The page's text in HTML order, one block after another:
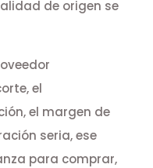
de origen se
el
el margen de
seria, ese
para comprar,